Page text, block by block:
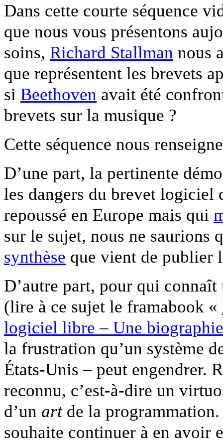
Dans cette courte séquence
que nous vous présentons
soins, Richard Stallman nous
que représentent les brevets
si Beethoven avait été
brevets sur la musique ?
Cette séquence nous
D’une part, la pertinente
les dangers du brevet logiciel
repoussé en Europe mais qui
sur le sujet, nous ne
synthèse que vient de publier
D’autre part, pour qui
(lire à ce sujet le framabook «
logiciel libre – Une
la frustration qu’un système
États-Unis – peut engendrer.
reconnu, c’est-à-dire un
d’un artde la programmation.
souhaite continuer à en avoir